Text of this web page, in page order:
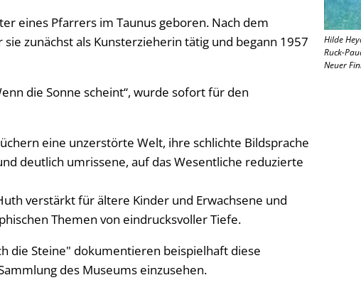
eines Pfarrers im Taunus geboren. Nach dem
zunächst als Kunsterzieherin tätig und begann 1957
die Sonne scheint“, wurde sofort für den
eine unzerstörte Welt, ihre schlichte Bildsprache
deutlich umrissene, auf das Wesentliche reduzierte
verstärkt für ältere Kinder und Erwachsene und
Themen von eindrucksvoller Tiefe.
die Steine" dokumentieren beispielhaft diese
des Museums einzusehen.
Hilde
Ruck-
Neuer